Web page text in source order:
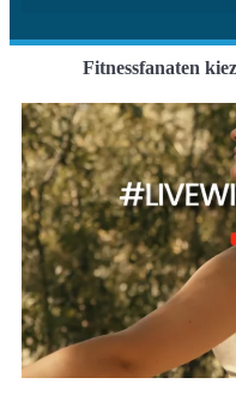
Fitnessfanaten